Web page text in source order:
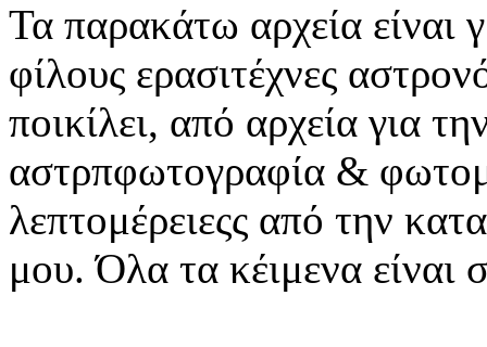
Τα παρακάτω αρχεία είναι
φίλους ερασιτέχνες
ποικίλει, από αρχεία για
αστρπφωτογραφία &
λεπτομέρειεςς από την
μου. Όλα τα κέιμενα είναι